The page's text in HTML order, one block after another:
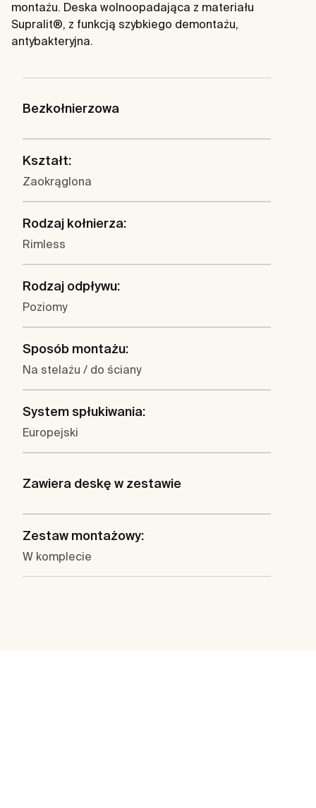
montażu. Deska wolnoopadająca z materiału
Supralit®, z funkcją szybkiego demontażu,
antybakteryjna.
Bezkołnierzowa
Kształt:
Zaokrąglona
Rodzaj kołnierza:
Rimless
Rodzaj odpływu:
Poziomy
Sposób montażu:
Na stelażu / do ściany
System spłukiwania:
Europejski
Zawiera deskę w zestawie
Zestaw montażowy:
W komplecie